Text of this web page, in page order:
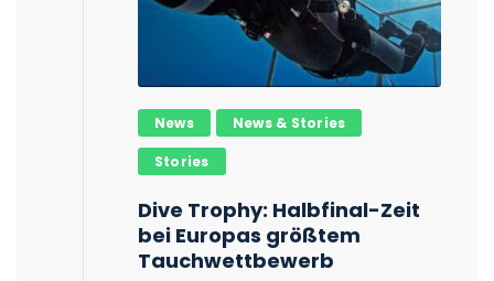
News News & Stories
Stories
Dive Trophy: Halbfinal-Zeit
bei Europas größtem
Tauchwettbewerb